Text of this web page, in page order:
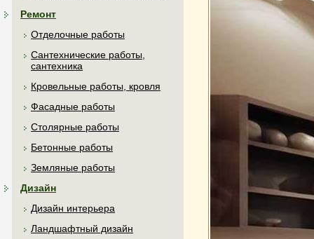
Ремонт
Отделочные работы
Сантехнические работы,
сантехника
Кровельные работы, кровля
Фасадные работы
Столярные работы
Бетонные работы
Земляные работы
Дизайн
Дизайн интерьера
Ландшафтный дизайн